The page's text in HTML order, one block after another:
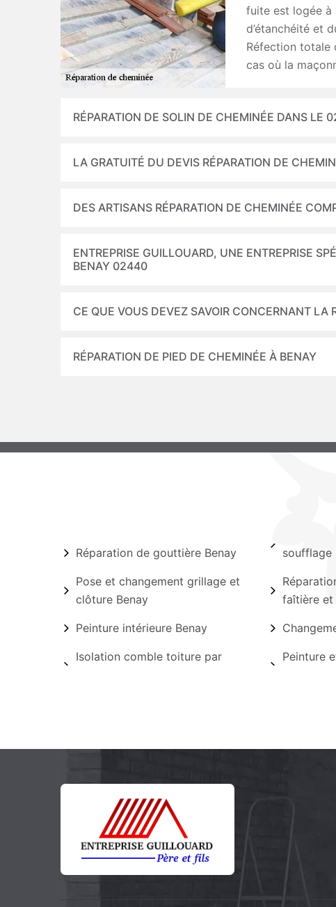
fuite est logée à
d’étanchéité et
Réfection totale
cas où la
RÉPARATION DE SOLIN DE CHEMINÉE DANS LE
LA GRATUITÉ DU DEVIS RÉPARATION DE
DES ARTISANS RÉPARATION DE CHEMINÉE
ENTREPRISE GUILLOUARD, UNE ENTREPRISE
BENAY 02440
CE QUE VOUS DEVEZ SAVOIR CONCERNANT LA
RÉPARATION DE PIED DE CHEMINÉE À BENAY
Réparation de gouttière Benay
Pose et changement grillage et
clôture Benay
Peinture intérieure Benay
Isolation comble toiture par
soufflage
faîtière et
Peinture